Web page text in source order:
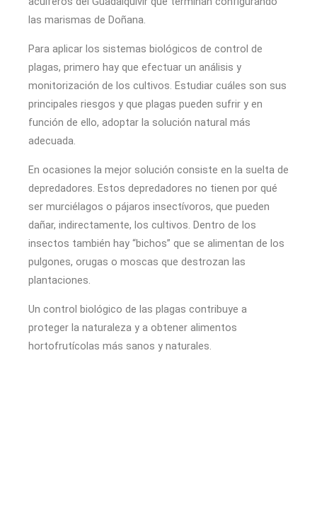
las marismas de Doñana.
Para aplicar los sistemas biológicos de control de
plagas, primero hay que efectuar un análisis y
monitorización de los cultivos. Estudiar cuáles son sus
principales riesgos y que plagas pueden sufrir y en
función de ello, adoptar la solución natural más
adecuada.
En ocasiones la mejor solución consiste en la suelta de
depredadores. Estos depredadores no tienen por qué
ser murciélagos o pájaros insectívoros, que pueden
dañar, indirectamente, los cultivos. Dentro de los
insectos también hay “bichos” que se alimentan de los
pulgones, orugas o moscas que destrozan las
plantaciones.
Un control biológico de las plagas contribuye a
proteger la naturaleza y a obtener alimentos
hortofrutícolas más sanos y naturales.